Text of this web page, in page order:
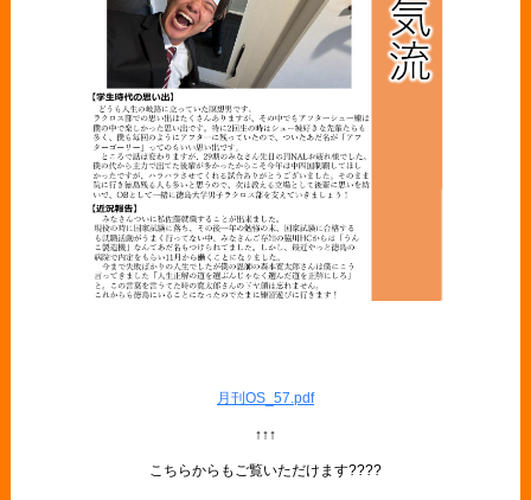
月刊OS_57.pdf
↑↑↑
こちらからもご覧いただけます????